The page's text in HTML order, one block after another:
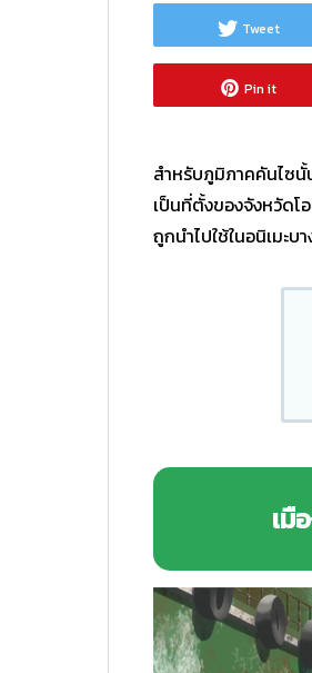
Tweet
Pin it
สำหรับภูมิภาคคันไซนั้
เป็นที่ตั้งของจังหวัดโ
ถูกนำไปใช้ในอนิเมะบ
เมื